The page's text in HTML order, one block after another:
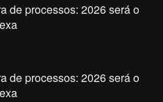
de processos: 2026 será o
de processos: 2026 será o